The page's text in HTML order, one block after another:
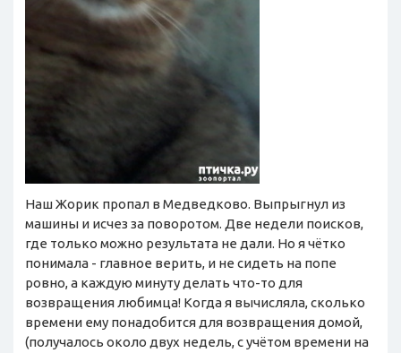
Наш Жорик пропал в Медведково. Выпрыгнул из
машины и исчез за поворотом. Две недели поисков,
где только можно результата не дали. Но я чётко
понимала - главное верить, и не сидеть на попе
ровно, а каждую минуту делать что-то для
возвращения любимца! Когда я вычисляла, сколько
времени ему понадобится для возвращения домой,
(получалось около двух недель, с учётом времени на